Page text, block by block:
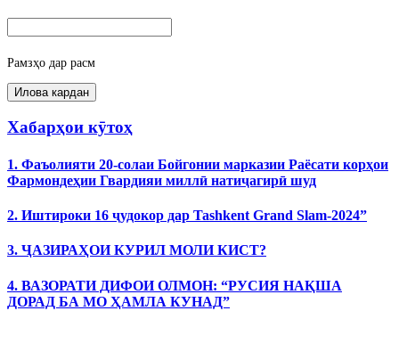
Рамзҳо дар расм
Хабарҳои кӯтоҳ
1. Фаъолияти 20-солаи Бойгонии марказии Раёсати корҳои
Фармондеҳии Гвардияи миллӣ натиҷагирӣ шуд
2. Иштироки 16 ҷудокор дар Tashkent Grand Slam-2024”
3. ҶАЗИРАҲОИ КУРИЛ МОЛИ КИСТ?
4. ВАЗОРАТИ ДИФОИ ОЛМОН: “РУСИЯ НАҚША
ДОРАД БА МО ҲАМЛА КУНАД”